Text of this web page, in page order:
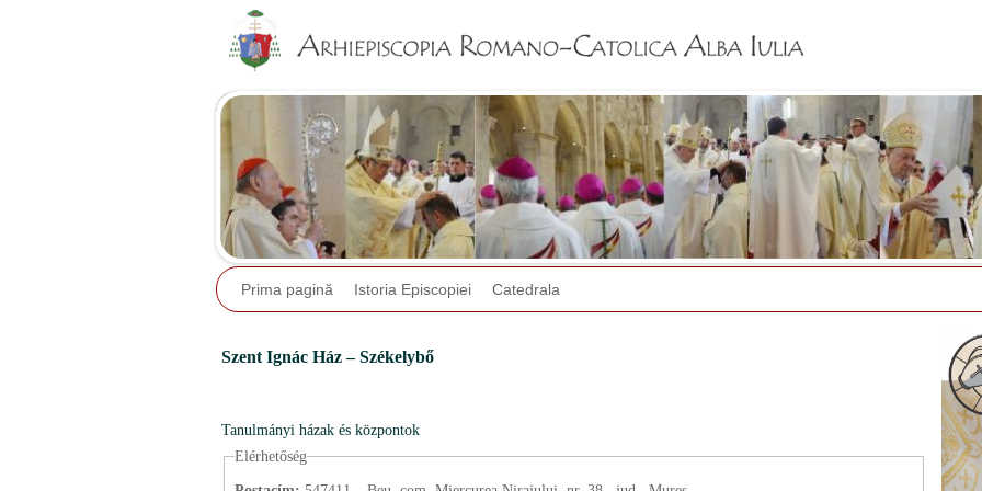
Prima pagină Istoria Episcopiei Catedrala
Szent Ignác Ház – Székelybő
Tanulmányi házak és központok
Elérhetőség